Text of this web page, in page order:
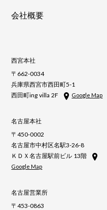
会社概要
西宮本社
〒662-0034
兵庫県西宮市西田町5-1
西田町ing villa 2F
Google Map
名古屋本社
〒450-0002
名古屋市中村区名駅3-26-8
ＫＤＸ名古屋駅前ビル 13階
Google Map
名古屋営業所
〒453-0863